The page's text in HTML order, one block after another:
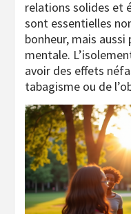
relations solides et
sont essentielles
bonheur, mais
mentale.
avoir des effets
tabagisme ou de